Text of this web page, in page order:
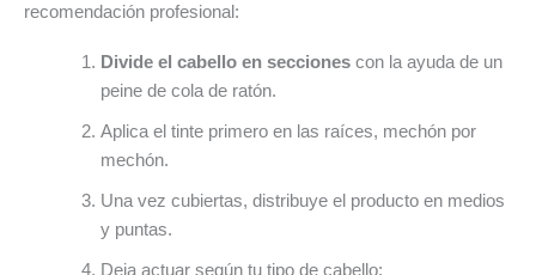
recomendación profesional:
Divide el cabello en seccionescon la ayuda de un
peine de cola de ratón.
Aplica el tinte primero en las raíces, mechón por
mechón.
Una vez cubiertas, distribuye el producto en medios
y puntas.
Deja actuar según tu tipo de cabello: